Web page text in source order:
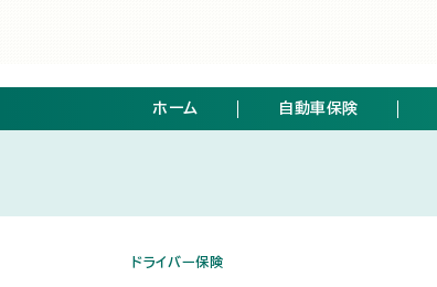
ホーム 自動車保険
ドライバー保険